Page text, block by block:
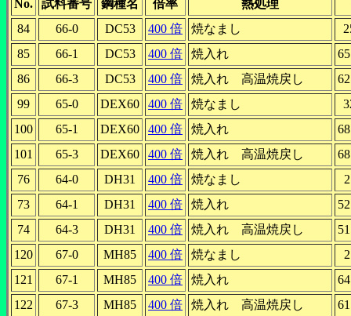
No. 試料番号 鋼種名 倍率
熱処理
84
66-0 DC53 400 倍 焼なまし
85
66-1 DC53 400 倍 焼入れ
86
66-3 DC53 400 倍 焼入れ 高温焼戻し
99
65-0 DEX60 400 倍 焼なまし
100
65-1 DEX60 400 倍 焼入れ
101
65-3 DEX60 400 倍 焼入れ 高温焼戻し
76
64-0 DH31 400 倍 焼なまし
73
64-1 DH31 400 倍 焼入れ
74
64-3 DH31 400 倍 焼入れ 高温焼戻し
120
67-0 MH85 400 倍 焼なまし
121
67-1 MH85 400 倍 焼入れ
122
67-3 MH85 400 倍 焼入れ 高温焼戻し